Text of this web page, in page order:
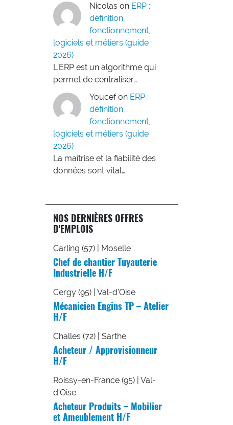
Nicolas on ERP :
définition,
fonctionnement,
logiciels et métiers (guide
2026)
L'ERP est un algorithme qui
permet de centraliser…
Youcef on ERP :
définition,
fonctionnement,
logiciels et métiers (guide
2026)
La maîtrise et la fiabilité des
données sont vital…
NOS DERNIÈRES OFFRES
D'EMPLOIS
Carling (57) | Moselle
Chef de chantier Tuyauterie
Industrielle H/F
Cergy (95) | Val-d'Oise
Mécanicien Engins TP – Atelier
H/F
Challes (72) | Sarthe
Acheteur / Approvisionneur
H/F
Roissy-en-France (95) | Val-
d'Oise
Acheteur Produits – Mobilier
et Ameublement H/F